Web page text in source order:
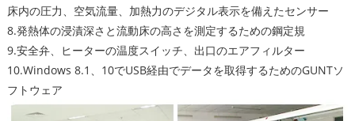
床内の圧力、空気流量、加熱力のデジタル表示を備えたセンサー
8.発熱体の浸漬深さと流動床の高さを測定するための鋼定規
9.安全弁、ヒーターの温度スイッチ、出口のエアフィルター
10.Windows 8.1、10でUSB経由でデータを取得するためのGUNTソ
フトウェア